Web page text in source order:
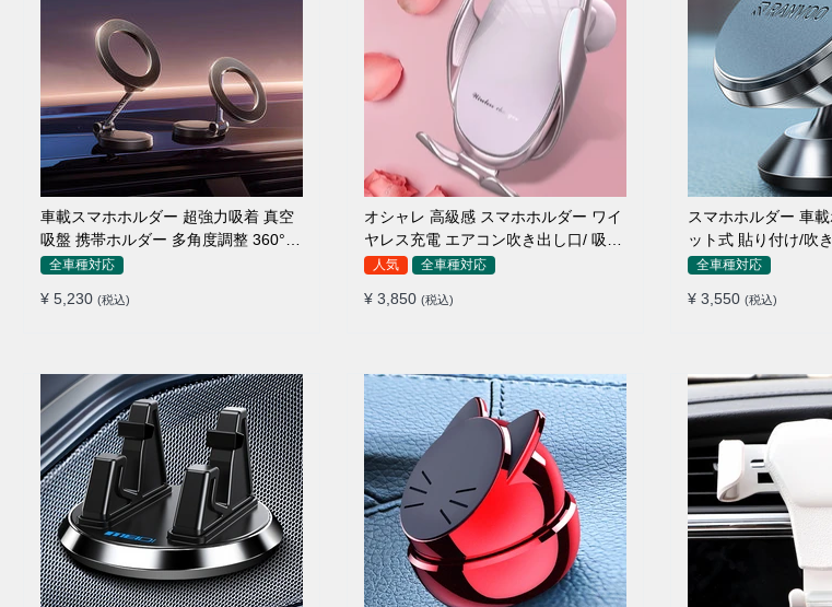
車載スマホホルダー 超強力吸着 真空
吸盤 携帯ホルダー 多角度調整 360°回
転な台座 車用ホルダー 折りたたみ式
全車種対応
¥ 5,230 (税込)
オシャレ 高級感 スマホホルダー ワイ
ヤレス充電 エアコン吹き出し口/ 吸盤
タイプ 女性
人気 全車種対応
¥ 3,850 (税込)
スマホホルダー 車
ット式 貼り付け/吹
種対応
全車種対応
¥ 3,550 (税込)